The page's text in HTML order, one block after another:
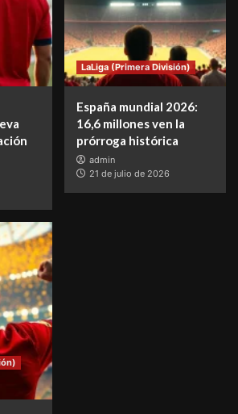
LaLiga (Primera División)
España mundial 2026:
16,6 millones ven la
prórroga histórica
admin
21 de julio de 2026